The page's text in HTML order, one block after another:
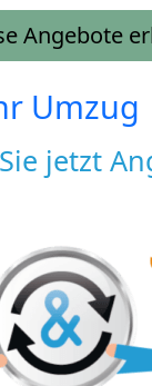
Angebote
Umzug
jetzt